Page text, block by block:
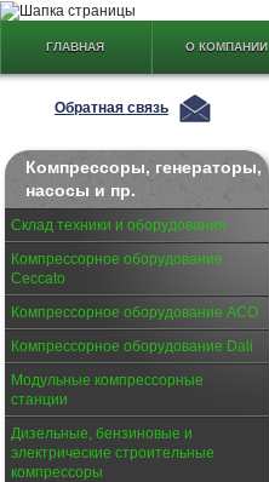
ГЛАВНАЯ О КОМПАНИИ
Обратная связь
Компрессоры, генераторы,
насосы и пр.
Склад техники и оборудования
Компрессорное оборудование
Ceccato
Компрессорное оборудование АСО
Компрессорное оборудование Dali
Модульные компрессорные
станции
Дизельные, бензиновые и
электрические строительные
компрессоры